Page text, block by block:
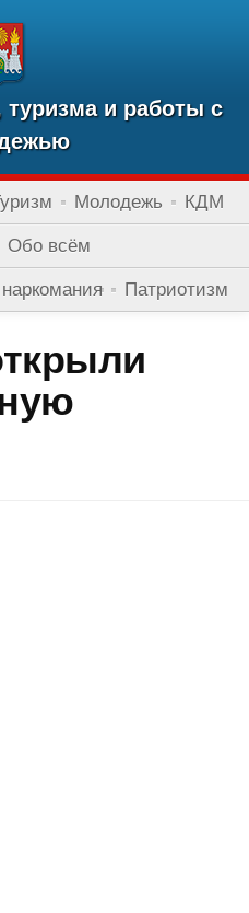
туризма и работы с
Молодежь КДМ
Обо всём
Патриотизм